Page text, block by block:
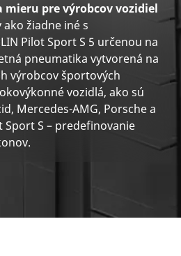
pre výrobcov vozidiel
žiadne iné s
Pilot Sport S 5 určenou na
pneumatika vytvorená na
výrobcov športových
vozidlá, ako sú
Mercedes-AMG, Porsche a
Sport S – predefinovanie